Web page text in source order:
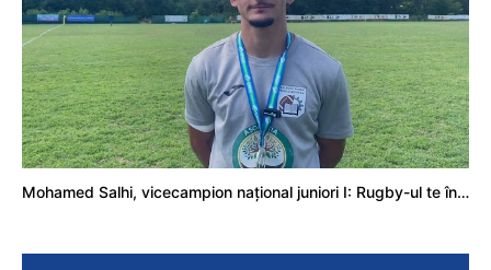
Mohamed Salhi, vicecampion național juniori I: Rugby-ul te învață să accepți și înfrângerile